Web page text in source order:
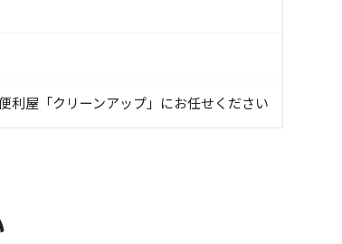
利屋「クリーンアップ」にお任せください